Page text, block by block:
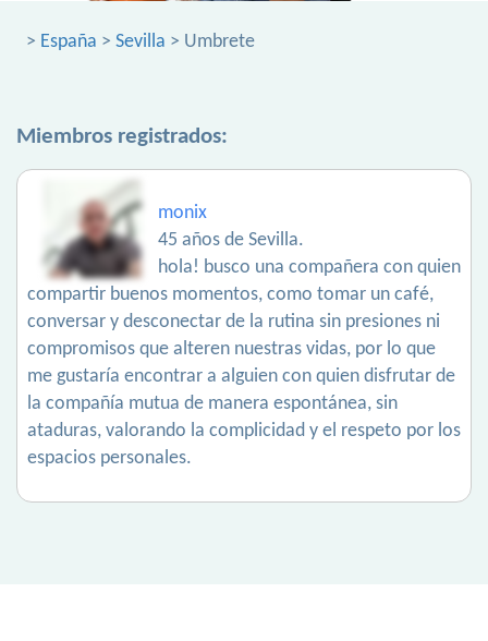
> España > Sevilla > Umbrete
Miembros registrados:
monix
45 años de Sevilla.
hola! busco una compañera con quien
compartir buenos momentos, como tomar un café,
conversar y desconectar de la rutina sin presiones ni
compromisos que alteren nuestras vidas, por lo que
me gustaría encontrar a alguien con quien disfrutar de
la compañía mutua de manera espontánea, sin
ataduras, valorando la complicidad y el respeto por los
espacios personales.